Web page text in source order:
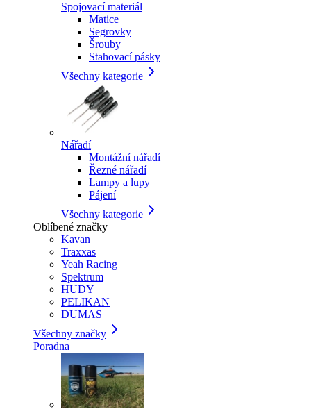
Spojovací materiál
Matice
Segrovky
Šrouby
Stahovací pásky
Všechny kategorie
Nářadí
Montážní nářadí
Řezné nářadí
Lampy a lupy
Pájení
Všechny kategorie
Oblíbené značky
Kavan
Traxxas
Yeah Racing
Spektrum
HUDY
PELIKAN
DUMAS
Všechny značky
Poradna